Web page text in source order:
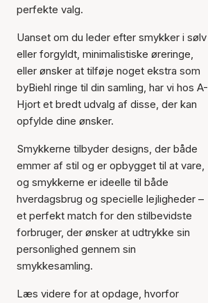
perfekte valg.
Uanset om du leder efter smykker i sølv
eller forgyldt, minimalistiske øreringe,
eller ønsker at tilføje noget ekstra som
byBiehl ringe til din samling, har vi hos A-
Hjort et bredt udvalg af disse, der kan
opfylde dine ønsker.
Smykkerne tilbyder designs, der både
emmer af stil og er opbygget til at vare,
og smykkerne er ideelle til både
hverdagsbrug og specielle lejligheder –
et perfekt match for den stilbevidste
forbruger, der ønsker at udtrykke sin
personlighed gennem sin
smykkesamling.
Læs videre for at opdage, hvorfor